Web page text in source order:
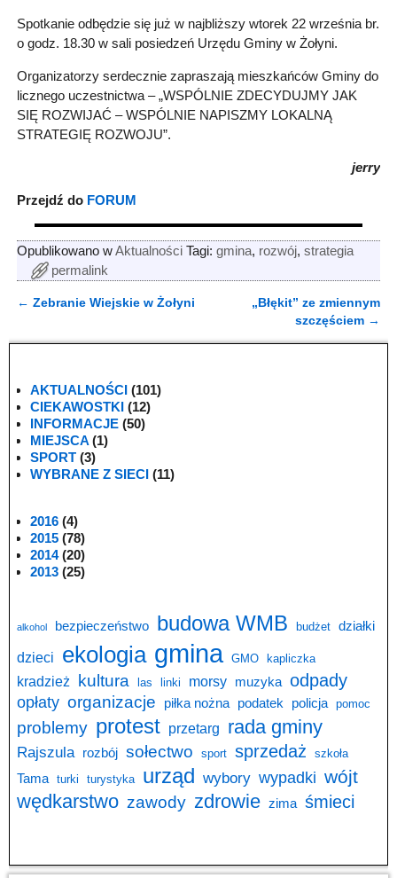
Spotkanie odbędzie się już w najbliższy wtorek 22 września br.
o godz. 18.30 w sali posiedzeń Urzędu Gminy w Żołyni.
Organizatorzy serdecznie zapraszają mieszkańców Gminy do
licznego uczestnictwa – „WSPÓLNIE ZDECYDUJMY JAK
SIĘ ROZWIJAĆ – WSPÓLNIE NAPISZMY LOKALNĄ
STRATEGIĘ ROZWOJU”.
jerry
Przejdź do FORUM
Opublikowano w Aktualności Tagi: gmina, rozwój, strategia
permalink
← Zebranie Wiejskie w Żołyni
„Błękit” ze zmiennym
szczęściem →
AKTUALNOŚCI (101)
CIEKAWOSTKI (12)
INFORMACJE (50)
MIEJSCA (1)
SPORT (3)
WYBRANE Z SIECI (11)
2016 (4)
2015 (78)
2014(20)
2013 (25)
alkohol bezpieczeństwo budowa WMB budżet działki
dzieci ekologia gmina GMO kapliczka
kradzież kultura las linki morsy muzyka odpady
opłaty organizacje piłka nożna podatek policja pomoc
problemy protest przetarg rada gminy
Rajszula rozbój sołectwo sport sprzedaż szkoła
Tama turki turystyka urząd wybory wypadki wójt
wędkarstwo zawody zdrowie zima śmieci